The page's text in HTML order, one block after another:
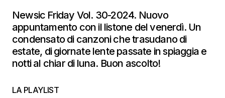
Newsic Friday Vol. 30-2024. Nuovo
appuntamento con il listone del venerdì. Un
condensato di canzoni che trasudano di
estate, di giornate lente passate in spiaggia e
notti al chiar di luna. Buon ascolto!
LA PLAYLIST